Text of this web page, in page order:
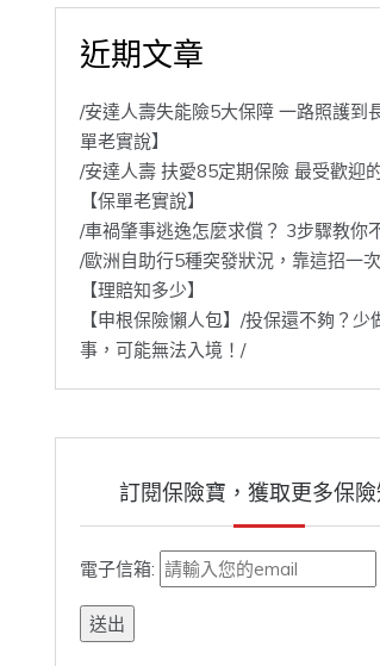
近期文章
/安達人壽失能險5大保障 一路照護到
單老實說】
/安達人壽 扶愛85定期保險 最受歡迎
【保單老實說】
/車禍肇事逃逸怎麼求償？ 3步驟教你
/歐洲自助行5種突發狀況，靠這招一
【理賠知多少】
【申根保險懶人包】/投保還不夠？少
事，可能無法入境！/
訂閱保險寶，獲取更多保
電子信箱: